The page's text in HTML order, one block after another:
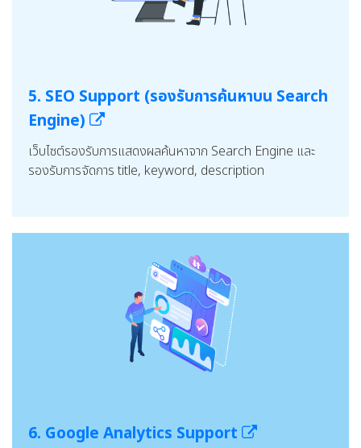
5. SEO Support (รองรับการค้นหาบน Search
Engine)
เว็บไซต์รองรับการแสดงผลค้นหาจาก Search Engine และ
รองรับการจัดการ title, keyword, description
6. Google Analytics Support